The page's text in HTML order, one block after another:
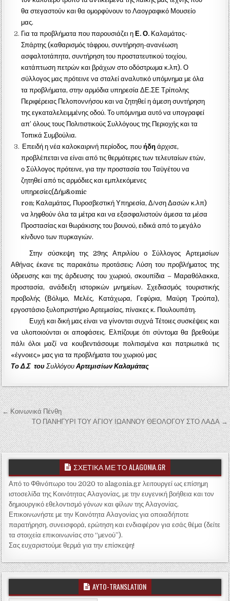
θα στεγαστούν και θα ομορφύνουν το Λαογραφικό Μουσείο
μας.
Για τα προβλήματα που παρουσιάζει η Ε. Ο. Καλαμάτας-
Σπάρτης (καθαρισμός τάφρου, συντήρηση-ανανέωση
ασφαλτοτάπητα, συντήρηση του προστατευτικού τοιχίου,
κατάπτωση πετρών και βράχων στο οδόστρωμα κ.λπ). Ο
σύλλογος μας πρότεινε να σταλεί αναλυτικό υπόμνημα με όλα
τα προβλήματα, στην αρμόδια υπηρεσία ΔΕ.ΣΕ Τρίπολης
Περιφέρειας Πελοποννήσου και να ζητηθεί η άμεση συντήρηση
της εγκαταλελειμμένης οδού. Το υπόμνημα αυτό να υπογραφεί
απ’ όλους τους Πολιτιστικούς Συλλόγους της Περιοχής και τα
Τοπικά Συμβούλια.
Επειδή η νέα καλοκαιρινή περίοδος, πουήδηάρχισε,
προβλέπεται να είναι από τις θερμότερες των τελευταίων ετών,
ο Σύλλογος πρότεινε, για την προστασία του Ταϋγέτου να
ζητηθεί από τις αρμόδιες και εμπλεκόμενες
υπηρεσίες(Δήμ&omic
ron; Καλαμάτας, Πυροσβεστική Υπηρεσία, Δ/νση Δασών κ.λπ)
να ληφθούν όλα τα μέτρα και να εξασφαλιστούν άμεσα τα μέσα
Προστασίας και θωράκισης του βουνού, ειδικά από το μεγάλο
κίνδυνο των πυρκαγιών.
Στην σύσκεψη της 29ης Απριλίου ο Σύλλογος Αρτεμισίων
Αθήνας έκανε τις παρακάτω προτάσεις: Λύση του προβλήματος της
ύδρευσης και της άρδευσης του χωριού, σκουπίδια – Μαραθόλακκα,
προστασία, ανάδειξη ιστορικών μνημείων. Σχεδιασμός τουριστικής
προβολής (Βόλιμο, Μελές, Κατάχωρα, Γεφύρια, Μαύρη Τρούπα),
εργοστάσιο ξυλοπριστήριο Αρτεμισίας, πίνακες κ. Πουλουπάτη.
Ευχή και δική μας είναι να γίνονται συχνά Τέτοιες συσκέψεις και
να υλοποιούνται οι αποφάσεις. Ελπίζουμε ότι σύντομα θα βρεθούμε
πάλι όλοι μαζί να κουβεντιάσουμε πολιτισμένα και πατριωτικά τις
«έγνοιες» μας για τα προβλήματα του χωριού μας
Το Δ.Σ τουΣυλλόγουΑρτεμισίων Καλαμάτας
Πλοήγηση άρθρων
← Κοινωνικά Πένθη
ΤΟ ΠΑΝΗΓΥΡΙ ΤΟΥ ΑΓΙΟΥ ΙΩΑΝΝΟΥ ΘΕΟΛΟΓΟΥ ΣΤΟ ΛΑΔΑ →
ΣΧΕΤΙΚΑ ΜΕ ΤΟ ALAGONIA.GR
Από το Φθινόπωρο του 2020 το alagonia.gr λειτουργεί ως επίσημη
ιστοσελίδα της Κοινότητας Αλαγονίας, με την ευγενική βοήθεια και τον
δημιουργικό εθελοντισμό γόνων και φίλων της Αλαγονίας.
Επικοινωνήστε με την Κοινότητα Αλαγονίας για οποιαδήποτε
παρατήρηση, συνεισφορά, ερώτηση και ενδιαφέρον για εσάς θέμα (δείτε
τα στοιχεία επικοινωνίας στο “μενού”).
Σας ευχαριστούμε θερμά για την επίσκεψη!
AYTO-TRANSLATION